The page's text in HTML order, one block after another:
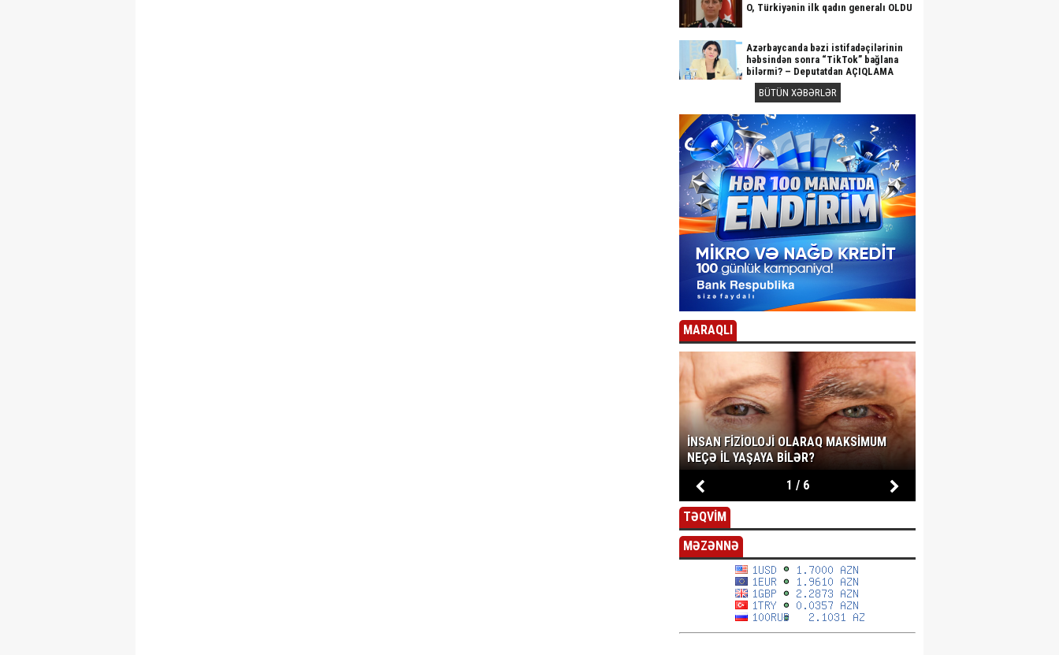
O, Türkiyənin ilk qadın generalı OLDU
Azərbaycanda bəzi istifadəçilərinin
həbsindən sonra “TikTok” bağlana
bilərmi? – Deputatdan AÇIQLAMA
BÜTÜN XƏBƏRLƏR
MARAQLI
İNSAN FIZIOLOJI OLARAQ MAKSIMUM
NEÇƏ IL YAŞAYA BILƏR?
1 / 6
TƏQVİM
MƏZƏNNƏ